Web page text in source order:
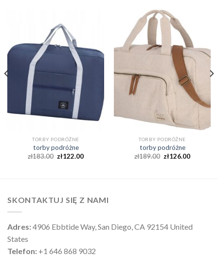
TORBY PODRÓŻNE
torby podróżne
zł183.00 zł122.00
TORBY PODRÓŻNE
torby podróżne
zł189.00 zł126.00
SKONTAKTUJ SIĘ Z NAMI
Adres:4906 Ebbtide Way, San Diego, CA 92154 United
States
Telefon: +1 646 868 9032